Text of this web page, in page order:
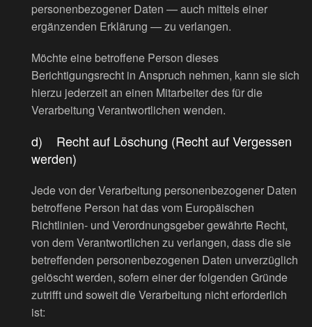
personenbezogener Daten — auch mittels einer
ergänzenden Erklärung — zu verlangen.
Möchte eine betroffene Person dieses
Berichtigungsrecht in Anspruch nehmen, kann sie sich
hierzu jederzeit an einen Mitarbeiter des für die
Verarbeitung Verantwortlichen wenden.
d) Recht auf Löschung (Recht auf Vergessen
werden)
Jede von der Verarbeitung personenbezogener Daten
betroffene Person hat das vom Europäischen
Richtlinien- und Verordnungsgeber gewährte Recht,
von dem Verantwortlichen zu verlangen, dass die sie
betreffenden personenbezogenen Daten unverzüglich
gelöscht werden, sofern einer der folgenden Gründe
zutrifft und soweit die Verarbeitung nicht erforderlich
ist: